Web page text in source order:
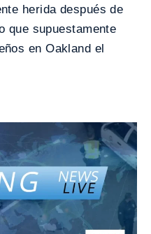
herida después de
que supuestamente
en Oakland el